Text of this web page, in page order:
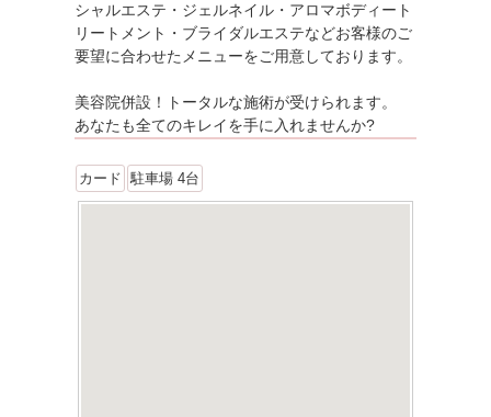
シャルエステ・ジェルネイル・アロマボディート
リートメント・ブライダルエステなどお客様のご
要望に合わせたメニューをご用意しております。
美容院併設！トータルな施術が受けられます。
あなたも全てのキレイを手に入れませんか?
カード 駐車場 4台